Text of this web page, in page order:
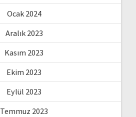
Ocak 2024
Aralık 2023
Kasım 2023
Ekim 2023
Eylül 2023
Temmuz 2023